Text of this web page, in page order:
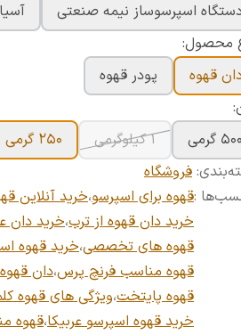
اسپرسوساز نیمه صنعتی
محصول:
قهوه
پودر قهوه
۵۰۰ گرمی
۱ کیلوگرمی
۲۵۰ گرمی
: فروشگاه
:قهوه برای اسپرسو،خرید آنلاین
خرید دان قهوه از ترب،خرید دان
قهوه های تخصصی،خرید قهوه
قهوه مناسب فرنچ پرس،دان
قهوه پایتخت،ویژگی های قهوه
خرید قهوه اسپرسو عربیکا،قهوه